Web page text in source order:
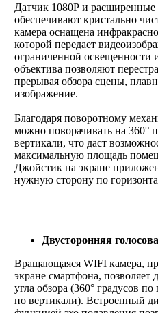
Датчик 1080Р и
обеспечивают кристально
камера оснащена
которой передает
ограниченной освещенности
объектива позволяют
прерывая обзора сцены,
изображение.
Благодаря поворотному
можно поворачивать на 360°
вертикали, что даст
максимальную площадь
Джойстик на экране
нужную сторону по
Двусторонняя
Вращающаяся WIFI камера,
экране смартфона, позволяет
угла обзора (360° градусов по
по вертикали). Встроенный